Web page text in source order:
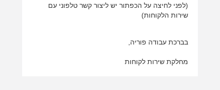
(לפני לחיצה על הכפתור יש ליצור קשר טלפוני עם
שירות הלקוחות)
בברכת עבודה פוריה,
מחלקת שירות לקוחות